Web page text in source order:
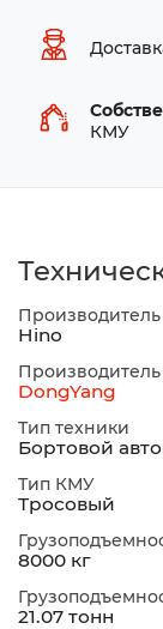
КМУ
Hino
DongYang
Тип техники
Бортовой
Тип КМУ
Тросовый
8000 кг
21.07 тонн